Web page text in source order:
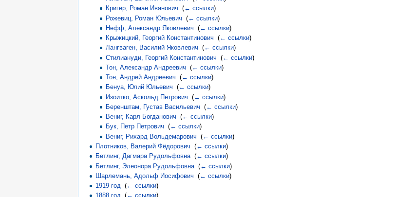
Кригер, Роман Иванович (← ссылки)
Рожевиц, Роман Юльевич (← ссылки)
Нефф, Александр Яковлевич (← ссылки)
Крыжицкий, Георгий Константинович (← ссылки)
Лангваген, Василий Яковлевич (← ссылки)
Стилиануди, Георгий Константинович (← ссылки)
Тон, Александр Андреевич (← ссылки)
Тон, Андрей Андреевич (← ссылки)
Бенуа, Юлий Юльевич (← ссылки)
Изоитко, Аскольд Петрович (← ссылки)
Беренштам, Густав Васильевич (← ссылки)
Вениг, Карл Богданович (← ссылки)
Бук, Петр Петрович (← ссылки)
Вениг, Рихард Вольдемарович (← ссылки)
Плотников, Валерий Фёдорович ‎(← ссылки)
Бетлинг, Дагмара Рудольфовна‎(← ссылки)
Бетлинг, Элеонора Рудольфовна ‎(← ссылки)
Шарлемань, Адольф Иосифович ‎(← ссылки)
1919 год ‎(← ссылки)
1888 год ‎(← ссылки)